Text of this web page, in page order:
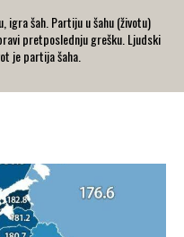
igra šah. Partiju u šahu (životu)
pretposlednju grešku. Ljudski
je partija šaha.